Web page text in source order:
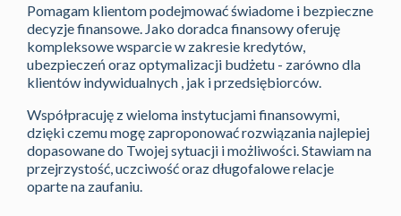
Pomagam klientom podejmować świadome i bezpieczne
decyzje finansowe. Jako doradca finansowy oferuję
kompleksowe wsparcie w zakresie kredytów,
ubezpieczeń oraz optymalizacji budżetu - zarówno dla
klientów indywidualnych , jak i przedsiębiorców.
Współpracuję z wieloma instytucjami finansowymi,
dzięki czemu mogę zaproponować rozwiązania najlepiej
dopasowane do Twojej sytuacji i możliwości. Stawiam na
przejrzystość, uczciwość oraz długofalowe relacje
oparte na zaufaniu.